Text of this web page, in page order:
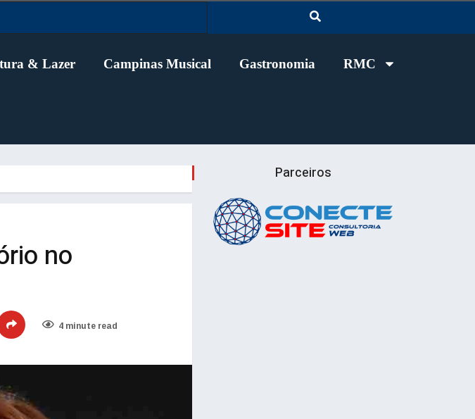
& Lazer Campinas Musical Gastronomia RMC
no
4 minute read
Parceiros